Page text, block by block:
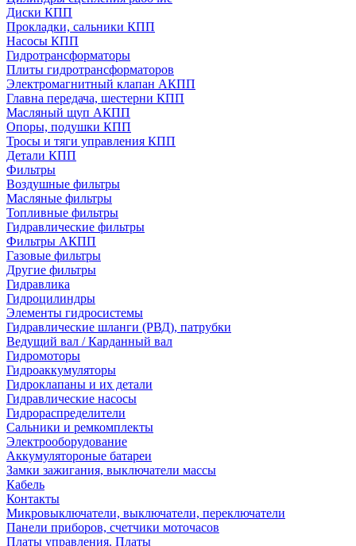
Диски КПП
Прокладки, сальники КПП
Насосы КПП
Гидротрансформаторы
Плиты гидротрансформаторов
Электромагнитный клапан АКПП
Главна передача, шестерни КПП
Масляный щуп АКПП
Опоры, подушки КПП
Тросы и тяги управления КПП
Детали КПП
Фильтры
Воздушные фильтры
Масляные фильтры
Топливные фильтры
Гидравлические фильтры
Фильтры АКПП
Газовые фильтры
Другие фильтры
Гидравлика
Гидроцилиндры
Элементы гидросистемы
Гидравлические шланги (РВД), патрубки
Ведущий вал / Карданный вал
Гидромоторы
Гидроаккумуляторы
Гидроклапаны и их детали
Гидравлические насосы
Гидрораспределители
Сальники и ремкомплекты
Электрооборудование
Аккумулятороные батареи
Замки зажигания, выключатели массы
Кабель
Контакты
Микровыключатели, выключатели, переключатели
Панели приборов, счетчики моточасов
Платы управления. Платы